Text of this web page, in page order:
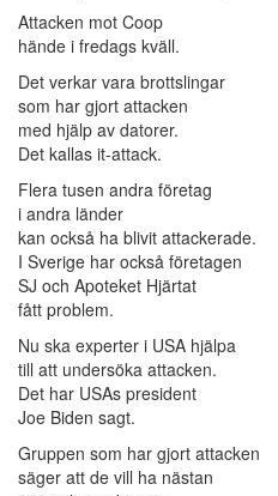
Attacken mot Coop
hände i fredags kväll.
Det verkar vara brottslingar
som har gjort attacken
med hjälp av datorer.
Det kallas it-attack.
Flera tusen andra företag
i andra länder
kan också ha blivit attackerade.
I Sverige har också företagen
SJ och Apoteket Hjärtat
fått problem.
Nu ska experter i USA hjälpa
till att undersöka attacken.
Det har USAs president
Joe Biden sagt.
Gruppen som har gjort attacken
säger att de vill ha nästan